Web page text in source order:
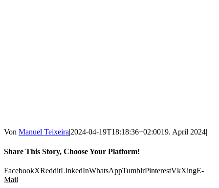
Von Manuel Teixeira|2024-04-19T18:18:36+02:0019. April 2024|
Share This Story, Choose Your Platform!
FacebookXRedditLinkedInWhatsAppTumblrPinterestVkXingE-
Mail